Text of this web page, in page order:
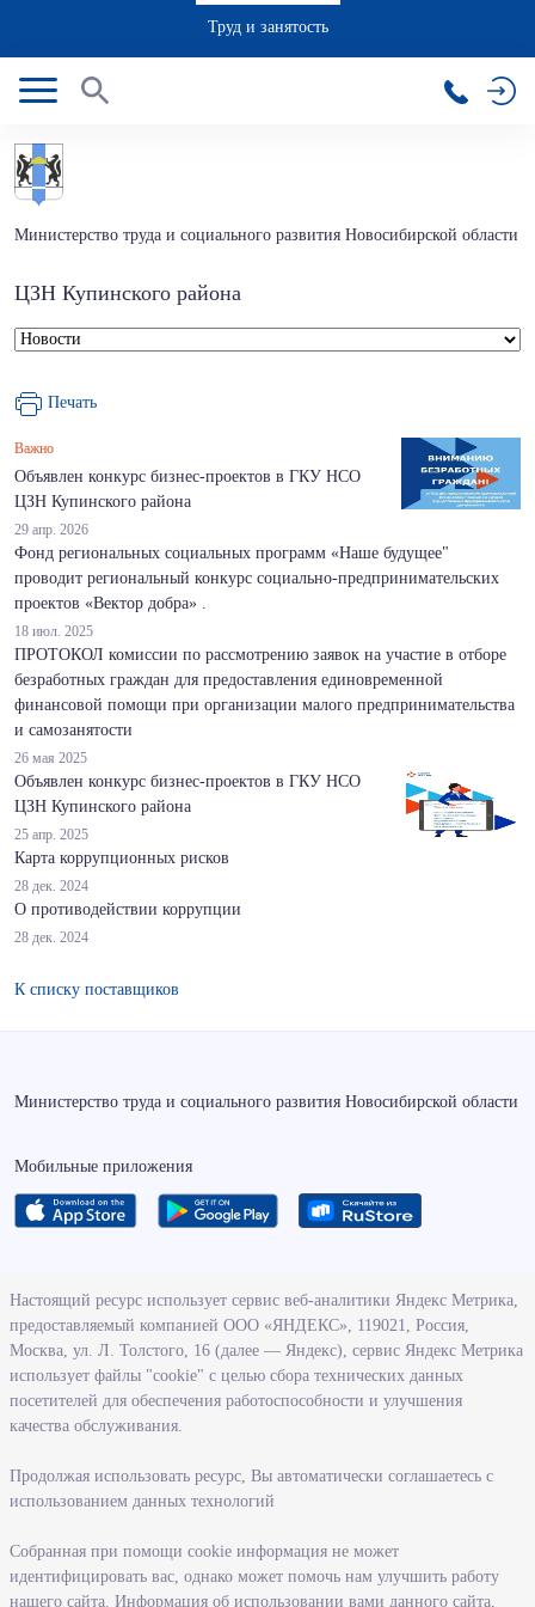
Труд и занятость
Министерство труда и социального развития Новосибирской области
ЦЗН Купинского района
Печать
Важно
Объявлен конкурс бизнес-проектов в ГКУ НСО
ЦЗН Купинского района
29 апр. 2026
Фонд региональных социальных программ «Наше будущее"
проводит региональный конкурс социально-предпринимательских
проектов «Вектор добра» .
18 июл. 2025
ПРОТОКОЛ комиссии по рассмотрению заявок на участие в отборе
безработных граждан для предоставления единовременной
финансовой помощи при организации малого предпринимательства
и самозанятости
26 мая 2025
Объявлен конкурс бизнес-проектов в ГКУ НСО
ЦЗН Купинского района
25 апр. 2025
Карта коррупционных рисков
28 дек. 2024
О противодействии коррупции
28 дек. 2024
К списку поставщиков
Министерство труда и социального развития Новосибирской области
Мобильные приложения
О ведомстве
Деятельность министерства труда и социального развития
Новосибирской области
Контрольно-надзорная деятельность министерства
Государственные программы, реализуемые министерством
Службы и учреждения, подведомственные министерству
Поступление на государственную гражданскую службу
Информация
Настоящий ресурс использует сервис веб-аналитики Яндекс Метрика,
предоставляемый компанией ООО «ЯНДЕКС», 119021, Россия,
Москва, ул. Л. Толстого, 16 (далее — Яндекс), сервис Яндекс Метрика
использует файлы "cookie" с целью сбора технических данных
посетителей для обеспечения работоспособности и улучшения
качества обслуживания.
Продолжая использовать ресурс, Вы автоматически соглашаетесь с
использованием данных технологий
Собранная при помощи cookie информация не может
идентифицировать вас, однако может помочь нам улучшить работу
нашего сайта. Информация об использовании вами данного сайта,